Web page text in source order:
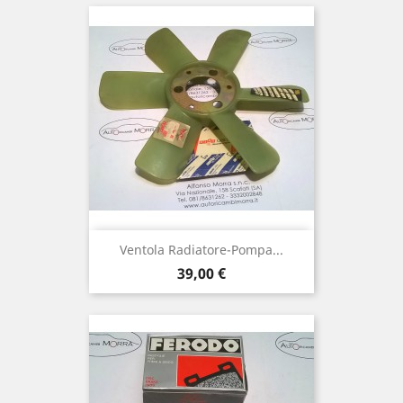
Ventola Radiatore-Pompa...
Prezzo
39,00 €